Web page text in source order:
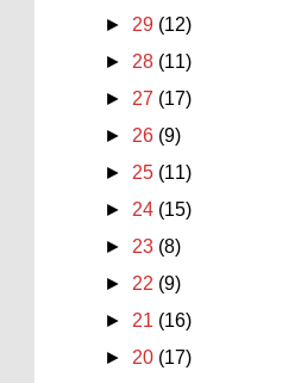
► 29 (12)
► 28 (11)
► 27 (17)
► 26 (9)
► 25 (11)
► 24 (15)
► 23 (8)
► 22 (9)
► 21 (16)
► 20 (17)